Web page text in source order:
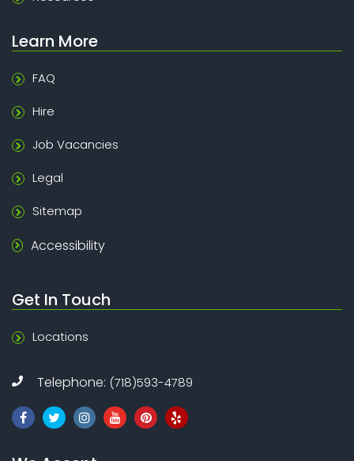
Learn More
FAQ
Hire
Job Vacancies
Legal
Sitemap
Accessibility
Get In Touch
Locations
Telephone: (718)593-4789